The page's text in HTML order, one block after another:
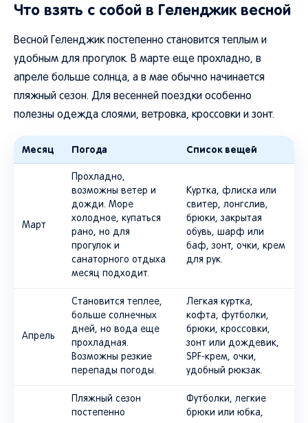
Что взять с собой в Геленджик весной
Весной Геленджик постепенно становится теплым и
удобным для прогулок. В марте еще прохладно, в
апреле больше солнца, а в мае обычно начинается
пляжный сезон. Для весенней поездки особенно
полезны одежда слоями, ветровка, кроссовки и зонт.
Месяц Погода Список вещей
Март
Прохладно,
возможны ветер и
дожди. Море
холодное, купаться
рано, но для
прогулок и
санаторного отдыха
месяц подходит.
Куртка, флиска или
свитер, лонгслив,
брюки, закрытая
обувь, шарф или
баф, зонт, очки, крем
для рук.
Апрель
Становится теплее,
больше солнечных
дней, но вода еще
прохладная.
Возможны резкие
перепады погоды.
Легкая куртка,
кофта, футболки,
брюки, кроссовки,
зонт или дождевик,
SPF-крем, очки,
удобный рюкзак.
Пляжный сезон
постепенно
Футболки, легкие
брюки или юбка,